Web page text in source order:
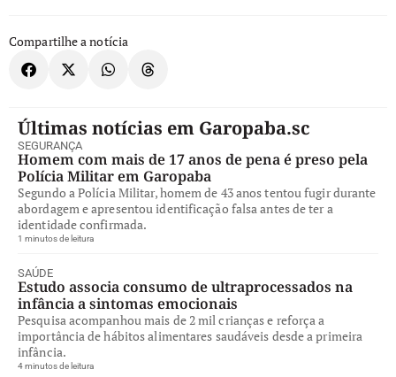
Compartilhe a notícia
Últimas notícias em Garopaba.sc
SEGURANÇA
Homem com mais de 17 anos de pena é preso pela
Polícia Militar em Garopaba
Segundo a Polícia Militar, homem de 43 anos tentou fugir durante
abordagem e apresentou identificação falsa antes de ter a
identidade confirmada.
1 minutos de leitura
SAÚDE
Estudo associa consumo de ultraprocessados na
infância a sintomas emocionais
Pesquisa acompanhou mais de 2 mil crianças e reforça a
importância de hábitos alimentares saudáveis desde a primeira
infância.
4 minutos de leitura